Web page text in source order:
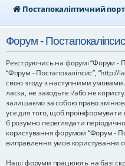
Постапокаліптичний
Форум -
Реєструючись на форумі “Форум -
“Форум - Постапокаліпсис”,
свою згоду з наступними
ласка, не заходьте і/або не
залишаємо за собою право
усе для того, щоб
б розумно переглядати
користування форумом “Форум -
виправлення умов користування
Наші форуми працюють на базі